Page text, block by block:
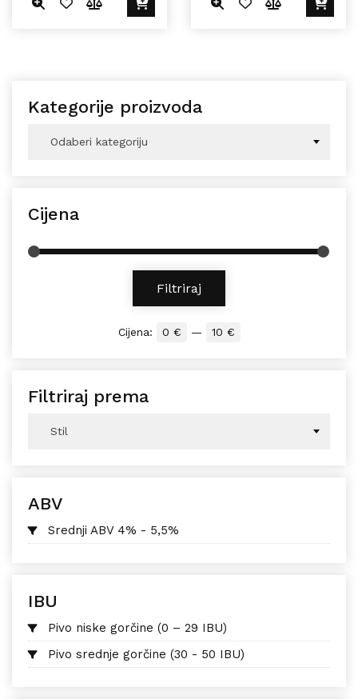
Kategorije proizvoda
Odaberi kategoriju
Cijena
Filtriraj
Cijena: 0 € — 10 €
Filtriraj prema
Stil
ABV
Srednji ABV 4% - 5,5%
IBU
Pivo niske gorčine (0 – 29 IBU)
Pivo srednje gorčine (30 - 50 IBU)